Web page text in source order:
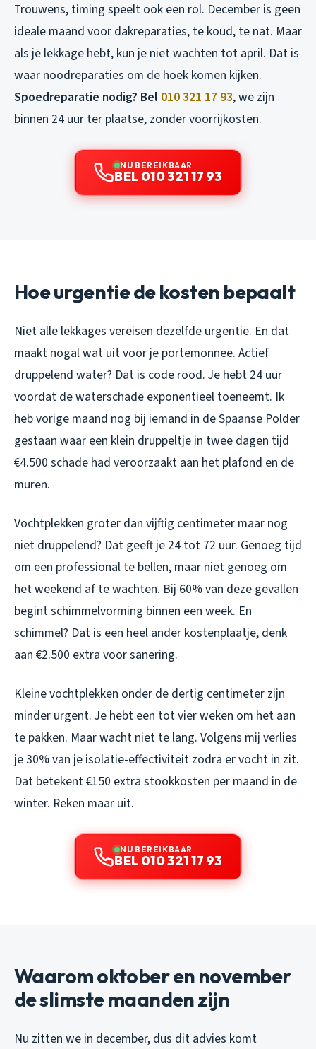
Trouwens, timing speelt ook een rol. December is geen
ideale maand voor dakreparaties, te koud, te nat. Maar
als je lekkage hebt, kun je niet wachten tot april. Dat is
waar noodreparaties om de hoek komen kijken.
Spoedreparatie nodig? Bel 010 321 17 93, we zijn
binnen 24 uur ter plaatse, zonder voorrijkosten.
NU BEREIKBAAR
BEL 010 321 17 93
Hoe urgentie de kosten bepaalt
Niet alle lekkages vereisen dezelfde urgentie. En dat
maakt nogal wat uit voor je portemonnee. Actief
druppelend water? Dat is code rood. Je hebt 24 uur
voordat de waterschade exponentieel toeneemt. Ik
heb vorige maand nog bij iemand in de Spaanse Polder
gestaan waar een klein druppeltje in twee dagen tijd
€4.500 schade had veroorzaakt aan het plafond en de
muren.
Vochtplekken groter dan vijftig centimeter maar nog
niet druppelend? Dat geeft je 24 tot 72 uur. Genoeg tijd
om een professional te bellen, maar niet genoeg om
het weekend af te wachten. Bij 60% van deze gevallen
begint schimmelvorming binnen een week. En
schimmel? Dat is een heel ander kostenplaatje, denk
aan €2.500 extra voor sanering.
Kleine vochtplekken onder de dertig centimeter zijn
minder urgent. Je hebt een tot vier weken om het aan
te pakken. Maar wacht niet te lang. Volgens mij verlies
je 30% van je isolatie-effectiviteit zodra er vocht in zit.
Dat betekent €150 extra stookkosten per maand in de
winter. Reken maar uit.
NU BEREIKBAAR
BEL 010 321 17 93
Waarom oktober en november
de slimste maanden zijn
Nu zitten we in december, dus dit advies komt